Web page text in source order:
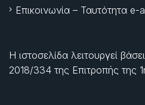
Επικοινωνία – Ταυτότητα e-
Η ιστοσελίδα λειτουργεί
2018/334 της Επιτροπής της